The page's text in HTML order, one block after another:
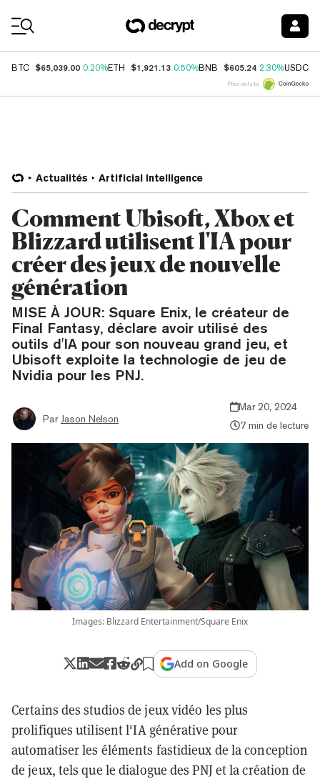
BTC $65,039.00 0.20%ETH $1,921.13 0.50%BNB $605.24 2.30%USDC
Price data by
Actualités Artificial Intelligence
Comment Ubisoft, Xbox et
Blizzard utilisent l'IA pour
créer des jeux de nouvelle
génération
MISE À JOUR: Square Enix, le créateur de
Final Fantasy, déclare avoir utilisé des
outils d'IA pour son nouveau grand jeu, et
Ubisoft exploite la technologie de jeu de
Nvidia pour les PNJ.
Par Jason Nelson
Mar 20, 2024
7 min de lecture
Images: Blizzard Entertainment/Square Enix
Add on Google
Certains des studios de jeux vidéo les plus
prolifiques utilisent l'IA générative pour
automatiser les éléments fastidieux de la conception
de jeux, tels que le dialogue des PNJ et la création de